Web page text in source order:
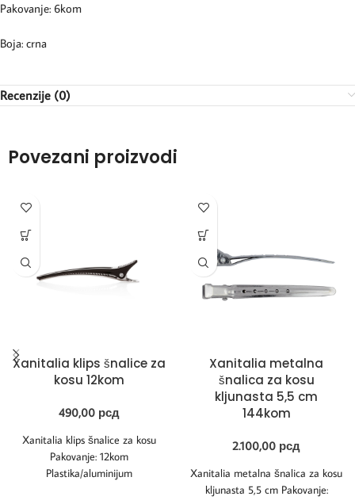
Pakovanje: 6kom
Boja: crna
Recenzije (0)
Povezani proizvodi
Xanitalia klips šnalice za
kosu 12kom
490,00 рсд
Xanitalia klips šnalice za kosu
Pakovanje: 12kom
Plastika/aluminijum
Xanitalia metalna
šnalica za kosu
kljunasta 5,5 cm
144kom
2.100,00 рсд
Xanitalia metalna šnalica za kosu
kljunasta 5,5 cm Pakovanje: